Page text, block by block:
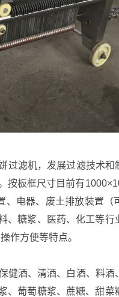
过滤机，发展过滤技术和
按板框尺寸目前有
电器、废土排放装置（
、糖浆、医药、化工等
作方便等特点。
健酒、清酒、白酒、料
葡萄糖浆、蔗糖、甜